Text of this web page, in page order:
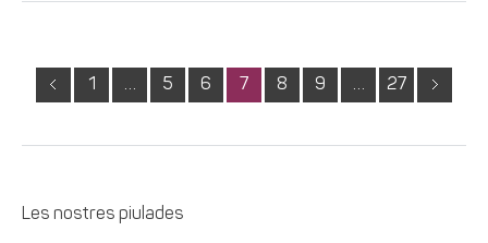
1 … 5 6 7 8 9 … 27
Les nostres piulades